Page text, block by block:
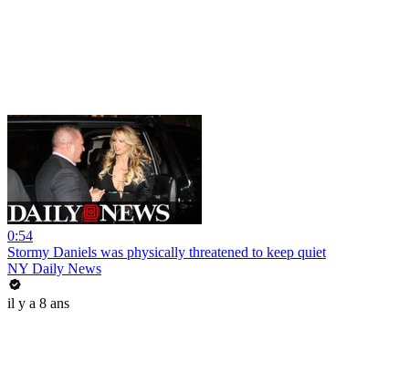
0:54
Stormy Daniels was physically threatened to keep quiet
NY Daily News
il y a 8 ans